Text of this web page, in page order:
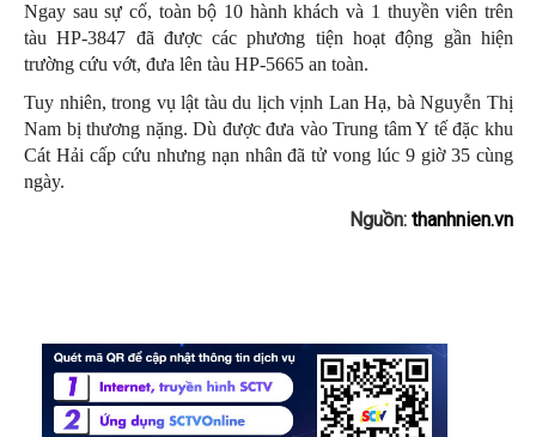
Ngay sau sự cố, toàn bộ 10 hành khách và 1 thuyền viên trên
tàu HP-3847 đã được các phương tiện hoạt động gần hiện
trường cứu vớt, đưa lên tàu HP-5665 an toàn.
Tuy nhiên, trong vụ lật tàu du lịch vịnh Lan Hạ, bà Nguyễn Thị
Nam bị thương nặng. Dù được đưa vào Trung tâm Y tế đặc khu
Cát Hải cấp cứu nhưng nạn nhân đã tử vong lúc 9 giờ 35 cùng
ngày.
Nguồn: thanhnien.vn